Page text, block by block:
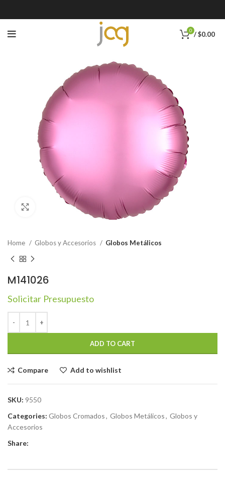
0 /$0.00
Click to enlarge
Home Globos y Accesorios Globos Metálicos
M141026
Solicitar Presupuesto
ADD TO CART
Compare Add to wishlist
SKU: 9550
Categories: Globos Cromados, Globos Metálicos, Globos y
Accesorios
Share: